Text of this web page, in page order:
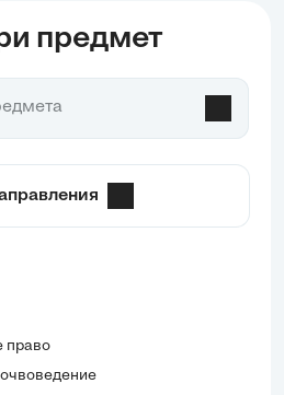
предмет
право